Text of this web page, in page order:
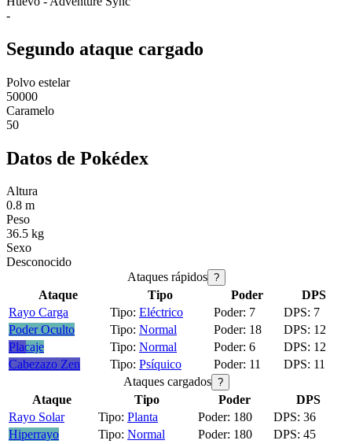
-
Segundo ataque cargado
Polvo estelar
50000
Caramelo
50
Datos de Pokédex
Altura
0.8 m
Peso
36.5 kg
Sexo
Desconocido
Ataques rápidos ?
Ataque Tipo Poder
DPS
Rayo Carga
Eléctrico 7
7
Poder Oculto
Normal 18
12
Placaje
Normal 6
12
Cabezazo Zen
Psíquico 11
11
Ataques cargados ?
Ataque Tipo Poder
DPS
Rayo Solar
Planta 180
36
Hiperrayo
Normal 180
45